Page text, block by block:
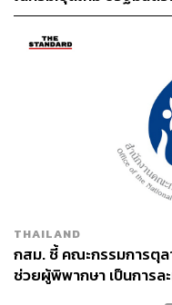
ย้าย
THAILAND
กสม. ชี้ คณะกรรมการตุ
ช่วยผู้พิพากษา เป็นการ